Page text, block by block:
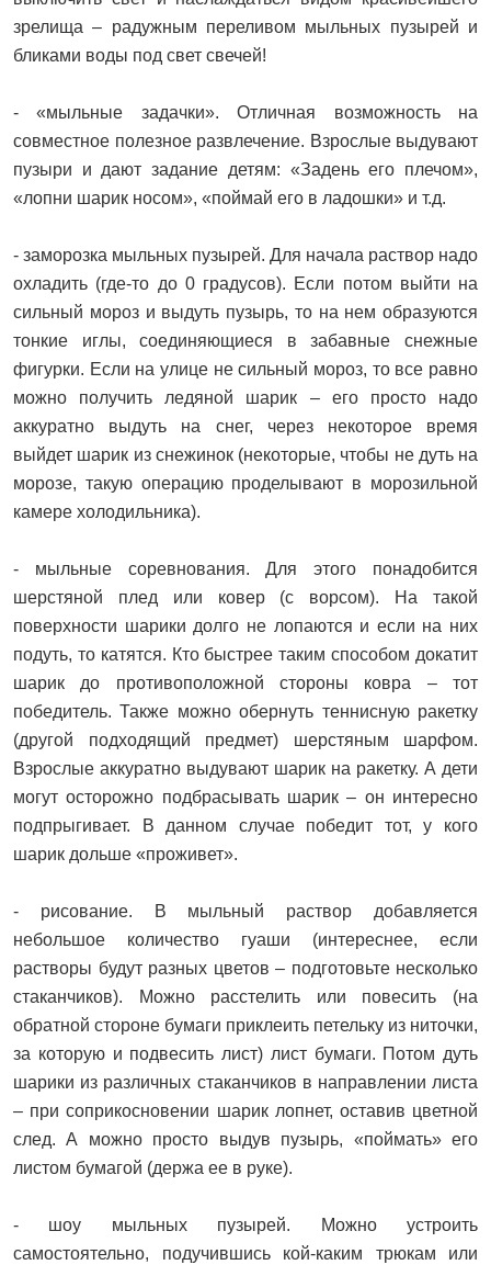
зрелища – радужным переливом мыльных пузырей и
бликами воды под свет свечей!
- «мыльные задачки». Отличная возможность на
совместное полезное развлечение. Взрослые выдувают
пузыри и дают задание детям: «Задень его плечом»,
«лопни шарик носом», «поймай его в ладошки» и т.д.
- заморозка мыльных пузырей. Для начала раствор надо
охладить (где-то до 0 градусов). Если потом выйти на
сильный мороз и выдуть пузырь, то на нем образуются
тонкие иглы, соединяющиеся в забавные снежные
фигурки. Если на улице не сильный мороз, то все равно
можно получить ледяной шарик – его просто надо
аккуратно выдуть на снег, через некоторое время
выйдет шарик из снежинок (некоторые, чтобы не дуть на
морозе, такую операцию проделывают в морозильной
камере холодильника).
- мыльные соревнования. Для этого понадобится
шерстяной плед или ковер (с ворсом). На такой
поверхности шарики долго не лопаются и если на них
подуть, то катятся. Кто быстрее таким способом докатит
шарик до противоположной стороны ковра – тот
победитель. Также можно обернуть теннисную ракетку
(другой подходящий предмет) шерстяным шарфом.
Взрослые аккуратно выдувают шарик на ракетку. А дети
могут осторожно подбрасывать шарик – он интересно
подпрыгивает. В данном случае победит тот, у кого
шарик дольше «проживет».
- рисование. В мыльный раствор добавляется
небольшое количество гуаши (интереснее, если
растворы будут разных цветов – подготовьте несколько
стаканчиков). Можно расстелить или повесить (на
обратной стороне бумаги приклеить петельку из ниточки,
за которую и подвесить лист) лист бумаги. Потом дуть
шарики из различных стаканчиков в направлении листа
– при соприкосновении шарик лопнет, оставив цветной
след. А можно просто выдув пузырь, «поймать» его
листом бумагой (держа ее в руке).
- шоу мыльных пузырей. Можно устроить
самостоятельно, подучившись кой-каким трюкам или